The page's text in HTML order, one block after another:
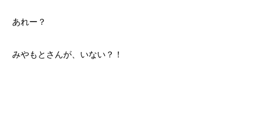
あれー？
みやもとさんが、いない？！